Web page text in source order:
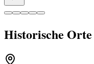
Historische Orte